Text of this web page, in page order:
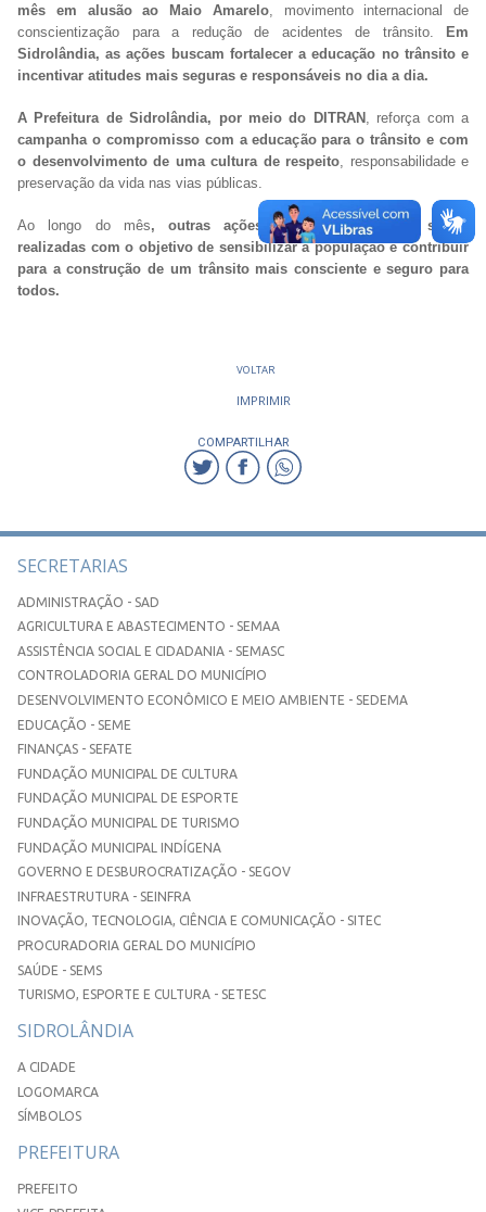
mês em alusão ao Maio Amarelo, movimento internacional de
conscientização para a redução de acidentes de trânsito. Em
Sidrolândia, as ações buscam fortalecer a educação no trânsito e
incentivar atitudes mais seguras e responsáveis no dia a dia.
A Prefeitura de Sidrolândia, por meio do DITRAN
, reforça com a
campanha o compromisso com a educação para o trânsito e com
o desenvolvimento de uma cultura de respeito , responsabilidade e
preservação da vida nas vias públicas.
Ao longo do mês, outras ações educativas seguem sendo
realizadas com o objetivo de sensibilizar a população e contribuir
para a construção de um trânsito mais consciente e seguro para
todos.
VOLTAR
IMPRIMIR
COMPARTILHAR
SECRETARIAS
ADMINISTRAÇÃO - SAD
AGRICULTURA E ABASTECIMENTO - SEMAA
ASSISTÊNCIA SOCIAL E CIDADANIA - SEMASC
CONTROLADORIA GERAL DO MUNICÍPIO
DESENVOLVIMENTO ECONÔMICO E MEIO AMBIENTE - SEDEMA
EDUCAÇÃO - SEME
FINANÇAS - SEFATE
FUNDAÇÃO MUNICIPAL DE CULTURA
FUNDAÇÃO MUNICIPAL DE ESPORTE
FUNDAÇÃO MUNICIPAL DE TURISMO
FUNDAÇÃO MUNICIPAL INDÍGENA
GOVERNO E DESBUROCRATIZAÇÃO - SEGOV
INFRAESTRUTURA - SEINFRA
INOVAÇÃO, TECNOLOGIA, CIÊNCIA E COMUNICAÇÃO - SITEC
PROCURADORIA GERAL DO MUNICÍPIO
SAÚDE - SEMS
TURISMO, ESPORTE E CULTURA - SETESC
SIDROLÂNDIA
A CIDADE
LOGOMARCA
SÍMBOLOS
PREFEITURA
PREFEITO